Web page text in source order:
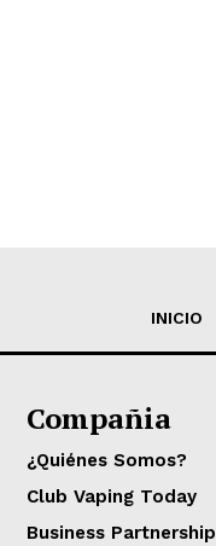
INICIO
Compañia
¿Quiénes Somos?
Club Vaping Today
Business Partnership